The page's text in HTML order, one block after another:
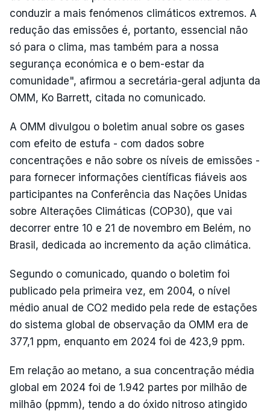
conduzir a mais fenómenos climáticos extremos. A
redução das emissões é, portanto, essencial não
só para o clima, mas também para a nossa
segurança económica e o bem-estar da
comunidade", afirmou a secretária-geral adjunta da
OMM, Ko Barrett, citada no comunicado.
A OMM divulgou o boletim anual sobre os gases
com efeito de estufa - com dados sobre
concentrações e não sobre os níveis de emissões -
para fornecer informações científicas fiáveis aos
participantes na Conferência das Nações Unidas
sobre Alterações Climáticas (COP30), que vai
decorrer entre 10 e 21 de novembro em Belém, no
Brasil, dedicada ao incremento da ação climática.
Segundo o comunicado, quando o boletim foi
publicado pela primeira vez, em 2004, o nível
médio anual de CO2 medido pela rede de estações
do sistema global de observação da OMM era de
377,1 ppm, enquanto em 2024 foi de 423,9 ppm.
Em relação ao metano, a sua concentração média
global em 2024 foi de 1.942 partes por milhão de
milhão (ppmm), tendo a do óxido nitroso atingido